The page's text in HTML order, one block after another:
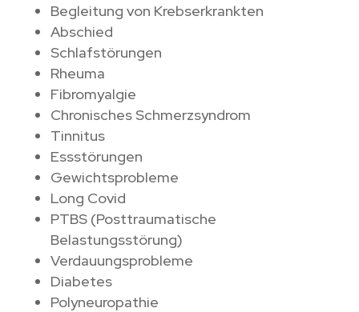
Begleitung von Krebserkrankten
Abschied
Schlafstörungen
Rheuma
Fibromyalgie
Chronisches Schmerzsyndrom
Tinnitus
Essstörungen
Gewichtsprobleme
Long Covid
PTBS (Posttraumatische
Belastungsstörung)
Verdauungsprobleme
Diabetes
Polyneuropathie